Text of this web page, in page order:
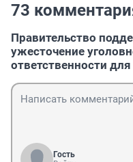
73
Правительство
ужесточение
ответственности
Гость